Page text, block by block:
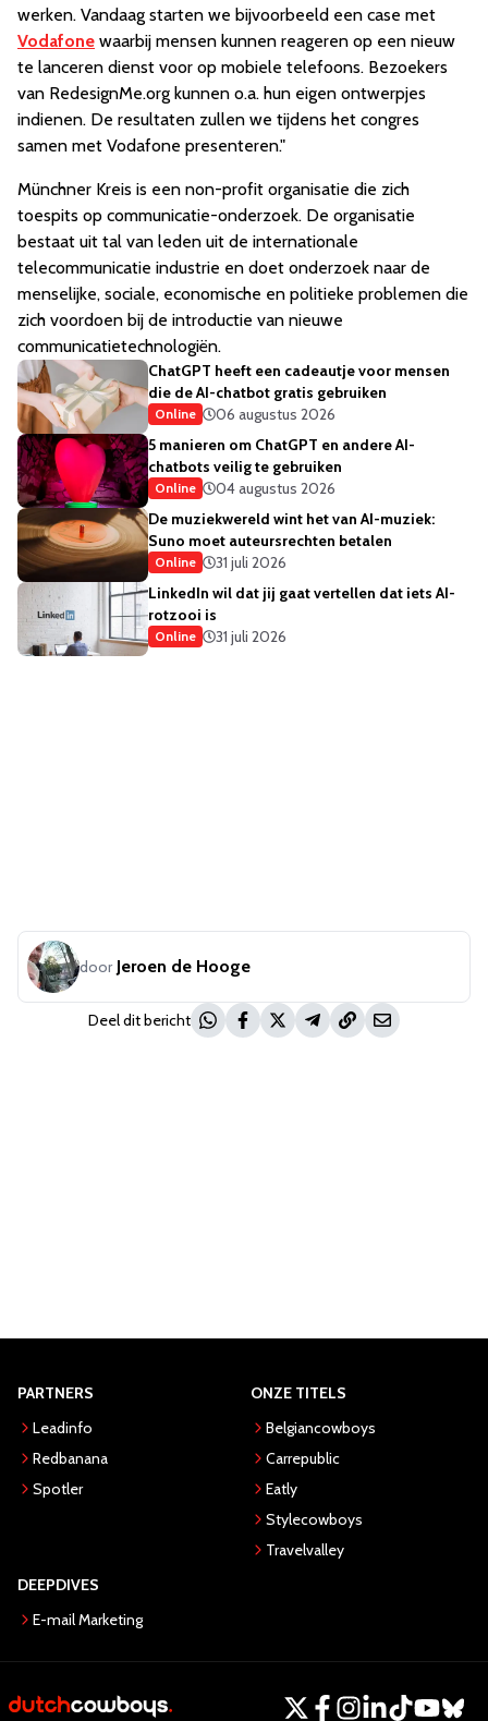
werken. Vandaag starten we bijvoorbeeld een case met
Vodafone waarbij mensen kunnen reageren op een nieuw
te lanceren dienst voor op mobiele telefoons. Bezoekers
van RedesignMe.org kunnen o.a. hun eigen ontwerpjes
indienen. De resultaten zullen we tijdens het congres
samen met Vodafone presenteren."
Münchner Kreis is een non-profit organisatie die zich
toespits op communicatie-onderzoek. De organisatie
bestaat uit tal van leden uit de internationale
telecommunicatie industrie en doet onderzoek naar de
menselijke, sociale, economische en politieke problemen die
zich voordoen bij de introductie van nieuwe
communicatietechnologiën.
ChatGPT heeft een cadeautje voor mensen
die de AI-chatbot gratis gebruiken
Online
06 augustus 2026
5 manieren om ChatGPT en andere AI-
chatbots veilig te gebruiken
Online
04 augustus 2026
De muziekwereld wint het van AI-muziek:
Suno moet auteursrechten betalen
Online
31 juli 2026
LinkedIn wil dat jij gaat vertellen dat iets AI-
rotzooi is
Online 31 juli 2026
door Jeroen de Hooge
Deel dit bericht
PARTNERS
Leadinfo
Redbanana
Spotler
ONZE TITELS
Belgiancowboys
Carrepublic
Eatly
Stylecowboys
Travelvalley
DEEPDIVES
E-mail Marketing